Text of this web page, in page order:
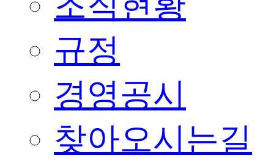
규정
경영공시
찾아오시는길